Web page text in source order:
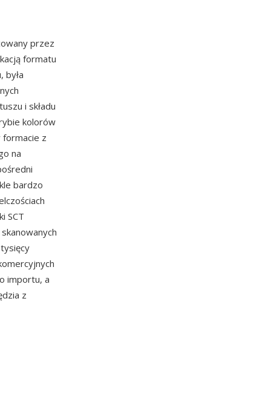
przez
formatu
była
i składu
kolorów
formacie z
na
bardzo
SCT
importu, a
z